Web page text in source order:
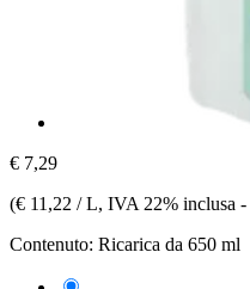
€ 7,29
(€ 11,22 / L, IVA 22% inclusa -
Contenuto: Ricarica da 650 ml